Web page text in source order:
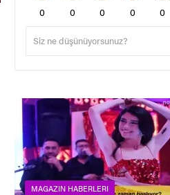
0 0 0 0 0
MAGAZIN HABERLERI